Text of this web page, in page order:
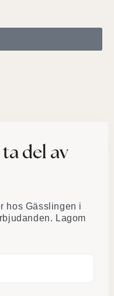
del av
hos Gässlingen i
Lagom